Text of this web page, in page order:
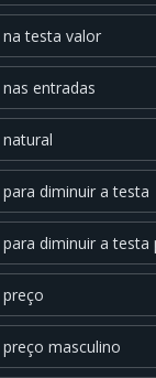
testa valor
entradas
diminuir a testa
diminuir a testa
masculino